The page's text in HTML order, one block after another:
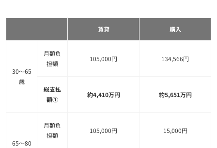
賃貸 購入
30～65
歳
月額負
担額
105,000円 134,566円
総支払
額①
約4,410万円 約5,651万円
65～80
月額負
担額
105,000円 15,000円